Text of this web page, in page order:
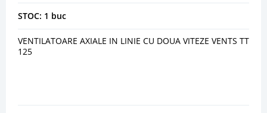
STOC: 1 buc
VENTILATOARE AXIALE IN LINIE CU DOUA VITEZE VENTS TT
125